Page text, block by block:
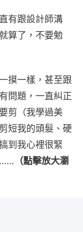
有跟設計師溝
算了，不要勉
摸一樣，甚至跟
問題，一直糾正
剪（我學過美
短我的頭髮、硬
到我心裡很緊
…… （點擊放大瀏